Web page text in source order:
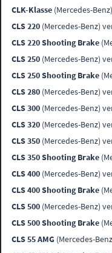
CLK-Klasse (Mercedes-
CLS 220 (Mercedes-Benz)
CLS 220 Shooting Brake
CLS 250 (Mercedes-Benz)
CLS 250 Shooting Brake
CLS 280 (Mercedes-Benz)
CLS 300 (Mercedes-Benz)
CLS 320 (Mercedes-Benz)
CLS 350 (Mercedes-Benz)
CLS 350 Shooting Brake
CLS 400 (Mercedes-Benz)
CLS 400 Shooting Brake
CLS 500 (Mercedes-Benz)
CLS 500 Shooting Brake
CLS 55 AMG (Mercedes-